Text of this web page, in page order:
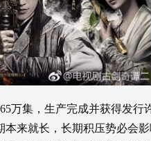
万集，生产完成并获得发行
来就长，长期积压势必会